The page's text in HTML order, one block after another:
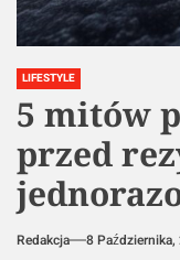
LIFESTYLE
5 mitów
przed
Redakcja 8